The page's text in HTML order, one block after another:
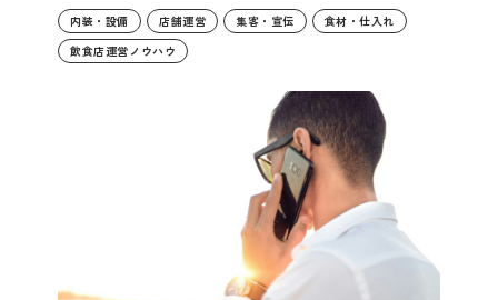
内装・設備 店舗運営 集客・宣伝
食材・仕入れ
飲食店運営ノウハウ